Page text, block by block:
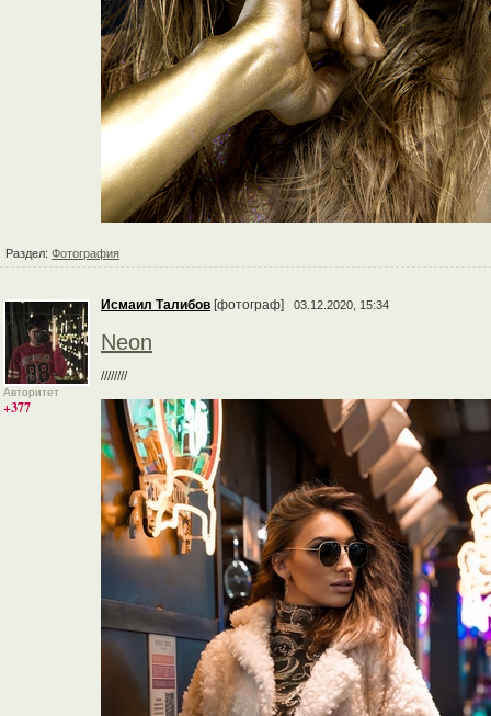
Раздел: Фотография
Авторитет
+377
Исмаил Талибов [фотограф] 03.12.2020, 15:34
Neon
////////